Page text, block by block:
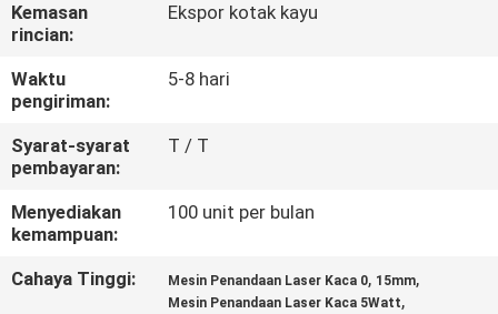
HUBUNGI
KAMI
PERMINTAAN
SITEMAP
Kemasan
rincian:
Ekspor kotak kayu
Waktu
pengiriman:
5-8 hari
Syarat-syarat
pembayaran:
T / T
Menyediakan
kemampuan:
100 unit per bulan
Cahaya Tinggi: Mesin Penandaan Laser Kaca 0, 15mm,
Mesin Penandaan Laser Kaca 5Watt,